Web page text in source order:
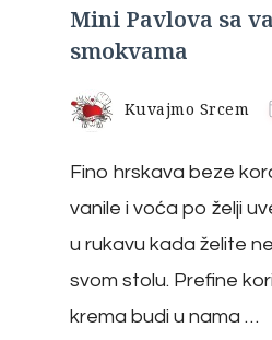
Mini Pavlova sa
smokvama
Kuvajmo Srcem
Fino hrskava beze
vanile i voća po želji
u rukavu kada želite
svom stolu. Prefine
krema budi u nama …